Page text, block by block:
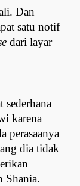
Dan
satu notif
dari layar
sederhana
karena
perasaanya
dia tidak
Shania.